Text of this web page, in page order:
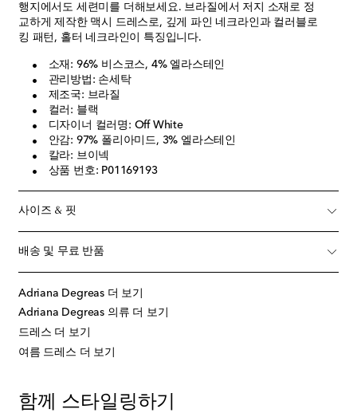
행지에서도 세련미를 더해보세요. 브라질에서 저지 소재로 정
교하게 제작한 맥시 드레스로, 깊게 파인 네크라인과 컬러블로
킹 패턴, 홀터 네크라인이 특징입니다.
소재: 96% 비스코스, 4% 엘라스테인
관리방법: 손세탁
제조국: 브라질
컬러: 블랙
디자이너 컬러명: Off White
안감: 97% 폴리아미드, 3% 엘라스테인
칼라: 브이넥
상품 번호: P01169193
사이즈 & 핏
배송 및 무료 반품
Adriana Degreas 더 보기
Adriana Degreas 의류 더 보기
드레스 더 보기
여름 드레스 더 보기
함께 스타일링하기